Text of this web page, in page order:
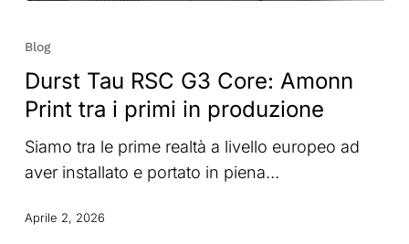
Tau
G3
Core:
Amonn
Print
i
Blog
Durst Tau RSC G3 Core: Amonn
Print tra i primi in produzione
Siamo tra le prime realtà a livello europeo ad
aver installato e portato in piena…
Aprile 2, 2026